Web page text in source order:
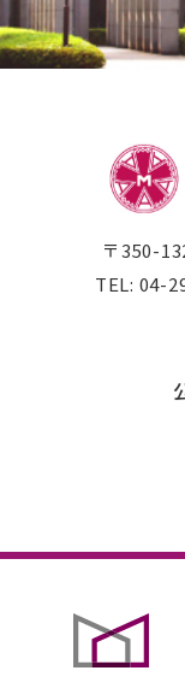
〒350-
TEL: 04-